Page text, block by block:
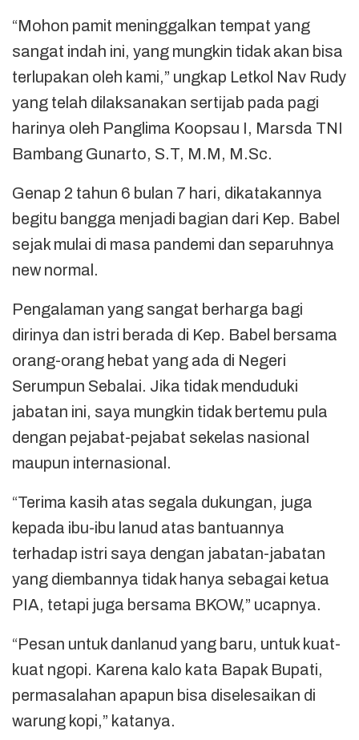
“Mohon pamit meninggalkan tempat yang
sangat indah ini, yang mungkin tidak akan bisa
terlupakan oleh kami,” ungkap Letkol Nav Rudy
yang telah dilaksanakan sertijab pada pagi
harinya oleh Panglima Koopsau I, Marsda TNI
Bambang Gunarto, S.T, M.M, M.Sc.
Genap 2 tahun 6 bulan 7 hari, dikatakannya
begitu bangga menjadi bagian dari Kep. Babel
sejak mulai di masa pandemi dan separuhnya
new normal.
Pengalaman yang sangat berharga bagi
dirinya dan istri berada di Kep. Babel bersama
orang-orang hebat yang ada di Negeri
Serumpun Sebalai. Jika tidak menduduki
jabatan ini, saya mungkin tidak bertemu pula
dengan pejabat-pejabat sekelas nasional
maupun internasional.
“Terima kasih atas segala dukungan, juga
kepada ibu-ibu lanud atas bantuannya
terhadap istri saya dengan jabatan-jabatan
yang diembannya tidak hanya sebagai ketua
PIA, tetapi juga bersama BKOW,” ucapnya.
“Pesan untuk danlanud yang baru, untuk kuat-
kuat ngopi. Karena kalo kata Bapak Bupati,
permasalahan apapun bisa diselesaikan di
warung kopi,” katanya.